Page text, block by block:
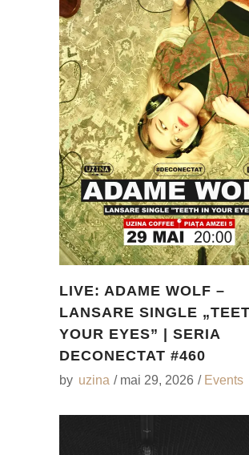
LIVE: ADAME WOLF –
LANSARE SINGLE
YOUR EYES” | SERIA
DECONECTAT #460
by uzina mai 29, 2026 Events